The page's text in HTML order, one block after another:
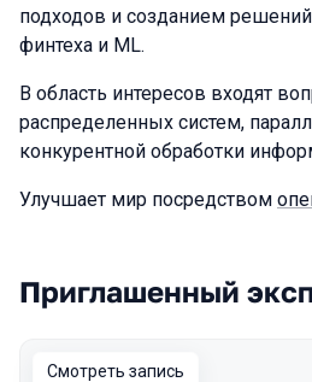
подходов и созданием
финтеха и ML.
В область интересов входят
распределенных систем,
конкурентной обработки
Улучшает мир посредством
Выступления в
Приглашенный
Смотреть запись